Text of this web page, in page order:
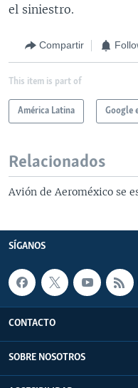
el siniestro.
Compartir
This item is part of
América Latina Google
Relacionados
Avión de Aeroméxico se
SÍGANOS
CONTACTO
SOBRE NOSOTROS